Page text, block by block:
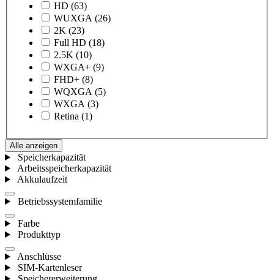
HD (63)
WUXGA (26)
2K (23)
Full HD (18)
2.5K (10)
WXGA+ (9)
FHD+ (8)
WQXGA (5)
WXGA (3)
Retina (1)
Alle anzeigen
Speicherkapazität
Arbeitsspeicherkapazität
Akkulaufzeit
Betriebssystemfamilie
Farbe
Produkttyp
Anschlüsse
SIM-Kartenleser